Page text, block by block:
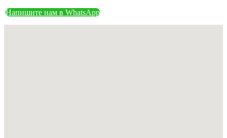
Напишите нам в WhatsApp